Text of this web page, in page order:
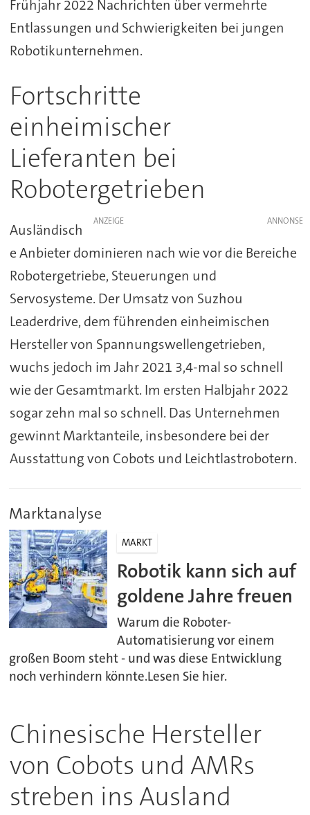
Frühjahr 2022 Nachrichten über vermehrte
Entlassungen und Schwierigkeiten bei jungen
Robotikunternehmen.
Fortschritte
einheimischer
Lieferanten bei
Robotergetrieben
ANZEIGE
Ausländisch
e Anbieter dominieren nach wie vor die Bereiche
Robotergetriebe, Steuerungen und
Servosysteme. Der Umsatz von Suzhou
Leaderdrive, dem führenden einheimischen
Hersteller von Spannungswellengetrieben,
wuchs jedoch im Jahr 2021 3,4-mal so schnell
wie der Gesamtmarkt. Im ersten Halbjahr 2022
sogar zehn mal so schnell. Das Unternehmen
gewinnt Marktanteile, insbesondere bei der
Ausstattung von Cobots und Leichtlastrobotern.
Marktanalyse
MARKT
Robotik kann sich auf
goldene Jahre freuen
Warum die Roboter-
Automatisierung vor einem
großen Boom steht - und was diese Entwicklung
noch verhindern könnte.Lesen Sie hier.
Chinesische Hersteller
von Cobots und AMRs
streben ins Ausland